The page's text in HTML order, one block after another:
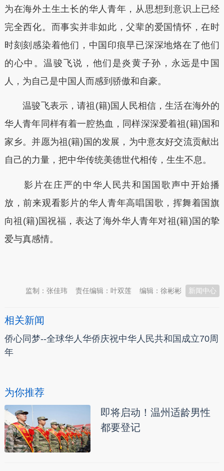
为在海外土生土长的华人青年，从思想到意识上已经
完全西化。而事实并非如此，父辈的爱国情怀，在时
时刻刻感染着他们，中国印痕早已深深地烙在了他们
的心中。温骏飞说，他们是炎黄子孙，永远是中国
人，为自己是中国人而感到骄傲和自豪。
温骏飞表示，请祖(籍)国人民相信，生活在海外的
华人青年同样有着一腔热血，同样深深爱着祖(籍)国和
家乡。并愿为祖(籍)国的发展，为中意友好交流贡献出
自己的力量，把中华传统美德世代相传，生生不息。
影片在庄严的中华人民共和国国歌声中开始播
放，前来观看影片的华人青年高唱国歌，挥舞着国旗
向祖(籍)国祝福，表达了海外华人青年对祖(籍)国的挚
爱与真感情。
新闻中心
编辑：徐彬彬
责任编辑：叶双莲
监制：张佳玮
相关新闻
侨心同梦--全球华人华侨庆祝中华人民共和国成立70周
年
为你推荐
即将启动！温州适龄男性
都要登记